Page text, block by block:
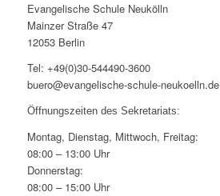
Evangelische Schule Neukölln
Mainzer Straße 47
12053 Berlin
Tel: +49(0)30-544490-3600
buero@evangelische-schule-neukoelln.de
Öffnungszeiten des Sekretariats:
Montag, Dienstag, Mittwoch, Freitag:
08:00 – 13:00 Uhr
Donnerstag:
08:00 – 15:00 Uhr